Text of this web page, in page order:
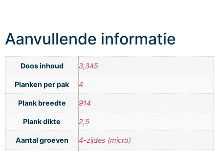
Aanvullende informatie
Doos inhoud 3,345
Planken per pak 4
Plank breedte 914
Plank dikte 2,5
Aantal groeven 4-zijdes (micro)